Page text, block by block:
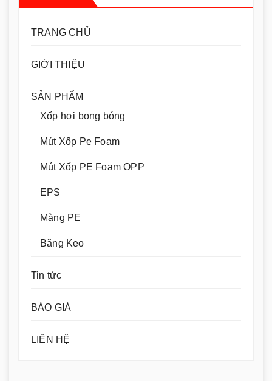
TRANG CHỦ
GIỚI THIỆU
SẢN PHẨM
Xốp hơi bong bóng
Mút Xốp Pe Foam
Mút Xốp PE Foam OPP
EPS
Màng PE
Băng Keo
Tin tức
BÁO GIÁ
LIÊN HỆ